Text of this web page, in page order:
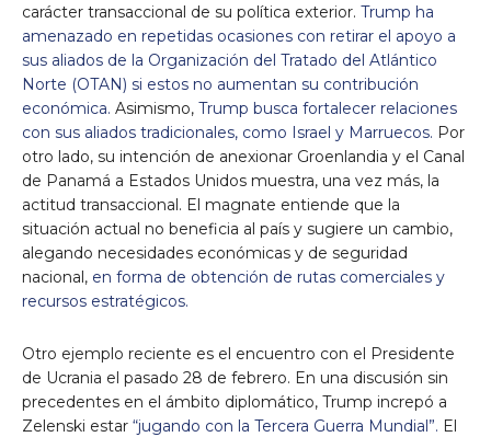
carácter transaccional de su política exterior. Trump ha
amenazado en repetidas ocasiones con retirar el apoyo a
sus aliados de la Organización del Tratado del Atlántico
Norte (OTAN) si estos no aumentan su contribución
económica. Asimismo, Trump busca fortalecer relaciones
con sus aliados tradicionales, como Israel y Marruecos. Por
otro lado, su intención de anexionar Groenlandia y el Canal
de Panamá a Estados Unidos muestra, una vez más, la
actitud transaccional. El magnate entiende que la
situación actual no beneficia al país y sugiere un cambio,
alegando necesidades económicas y de seguridad
nacional, en forma de obtención de rutas comerciales y
recursos estratégicos.
Otro ejemplo reciente es el encuentro con el Presidente
de Ucrania el pasado 28 de febrero. En una discusión sin
precedentes en el ámbito diplomático, Trump increpó a
Zelenski estar “jugando con la Tercera Guerra Mundial”. El